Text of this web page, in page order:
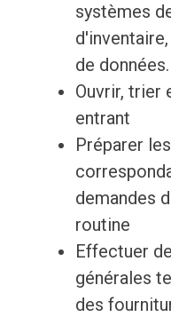
systèmes
de données.
Ouvrir, trier
entrant
Préparer
demandes
routine
Effectuer
générales
des